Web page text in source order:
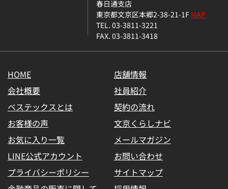
春日通支店
東京都文京区本郷2-38-21-1FMAP
TEL. 03-3811-3221
FAX. 03-3811-3418
HOME
店舗情報
会社概要
社員紹介
ベステックスとは
契約の流れ
お客様の声
文京くらしナビ
お気に入り一覧
メールマガジン
LINE公式アカウント
お問い合わせ
プライバシーポリシー
サイトマップ